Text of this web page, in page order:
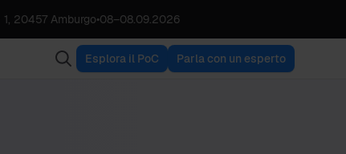
20457 Amburgo•08–08.09.2026
Esplora il PoC Parla con un esperto